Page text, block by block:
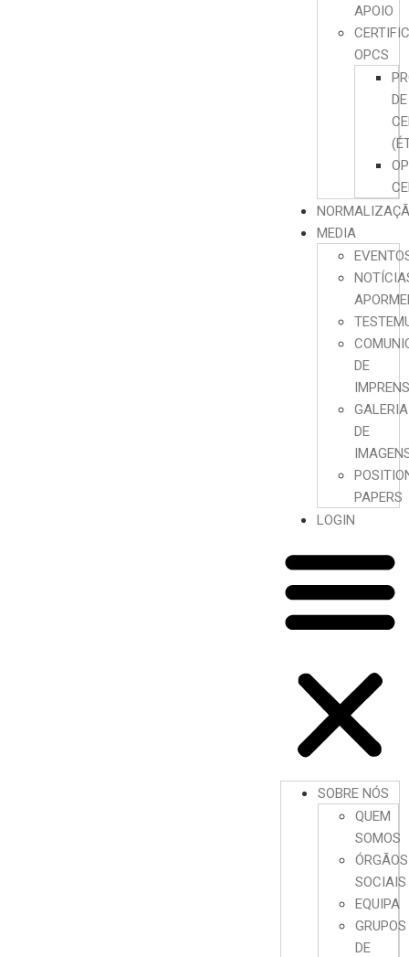
APOIO
OPCS
DE
MEDIA
DE
GALERIA
DE
PAPERS
LOGIN
SOBRE NÓS
QUEM
SOMOS
ÓRGÃOS
SOCIAIS
EQUIPA
GRUPOS
DE